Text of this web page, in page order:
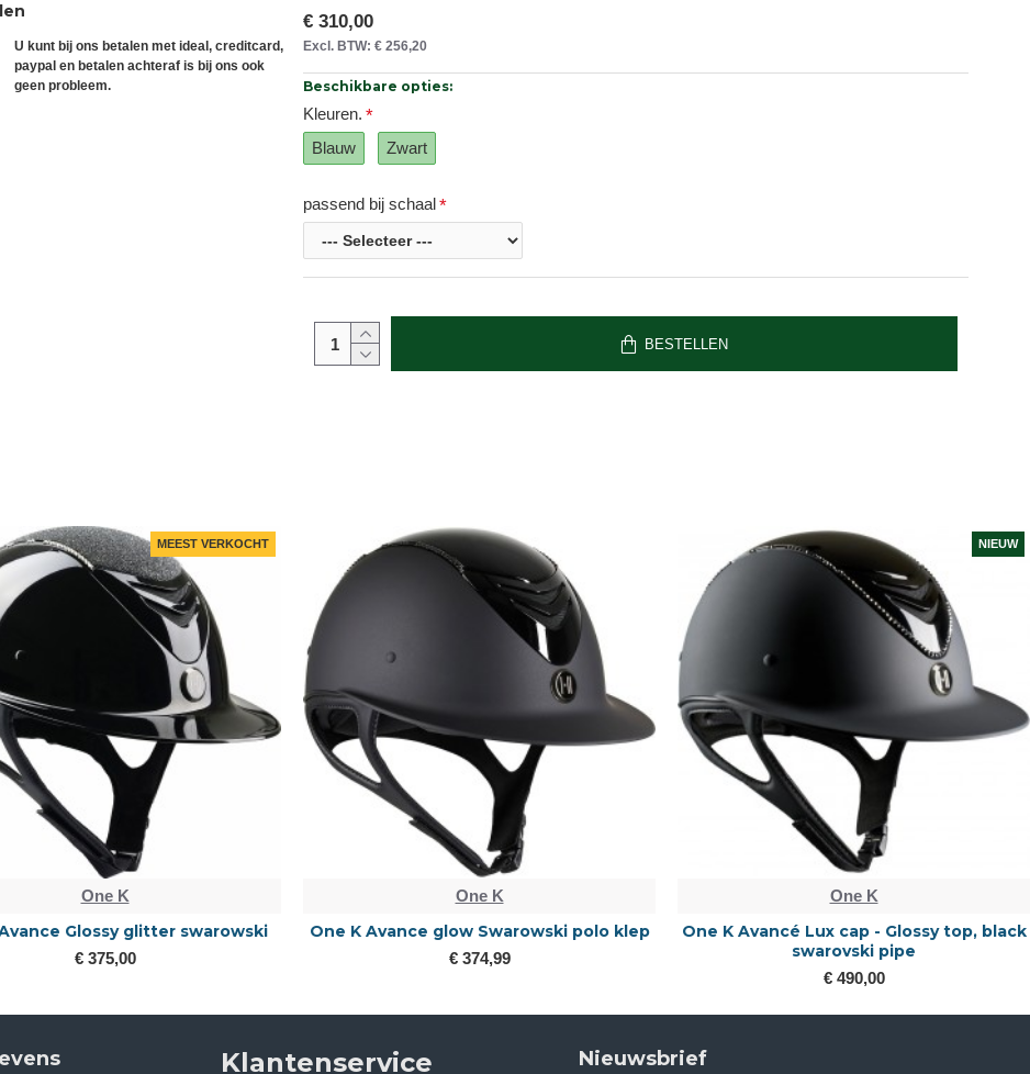
U kunt bij ons betalen met ideal, creditcard,
paypal en betalen achteraf is bij ons ook
geen probleem.
€ 310,00
Excl. BTW: € 256,20
Beschikbare opties:
Kleuren.
Blauw
Zwart
passend bij schaal
BESTELLEN
MEEST VERKOCHT
One K
Glossy glitter swarowski
€ 375,00
One K
One K Avance glow Swarowski polo klep
€ 374,99
NIEUW
One K
One K Avancé Lux cap - Glossy top, black
swarovski pipe
€ 490,00
Klantenservice Nieuwsbrief